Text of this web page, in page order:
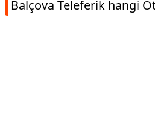
Balçova Teleferik hangi